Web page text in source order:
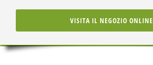
VISITA IL NEGOZIO ONLINE